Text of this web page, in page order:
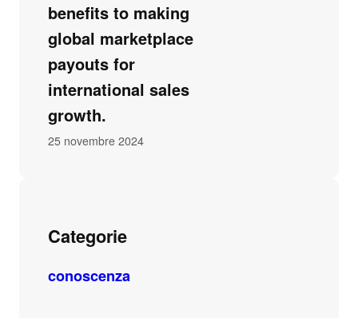
benefits to making
global marketplace
payouts for
international sales
growth.
25 novembre 2024
Categorie
conoscenza